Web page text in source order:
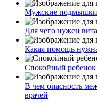
Мужские
Для чего нужен
Какая помощь
Спокойный
В чем опасность
врачей